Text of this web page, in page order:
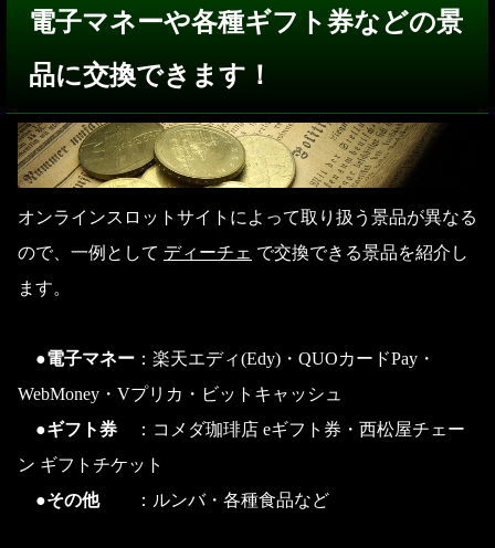
電子マネーや各種ギフト券などの景
品に交換できます！
オンラインスロットサイトによって取り扱う景品が異なる
ので、一例として ディーチェ で交換できる景品を紹介し
ます。
●電子マネー ：楽天エディ(Edy)・QUOカードPay・
WebMoney・Vプリカ・ビットキャッシュ
●ギフト券
：コメダ珈琲店 eギフト券・西松屋チェー
ン ギフトチケット
●その他
：ルンバ・各種食品など